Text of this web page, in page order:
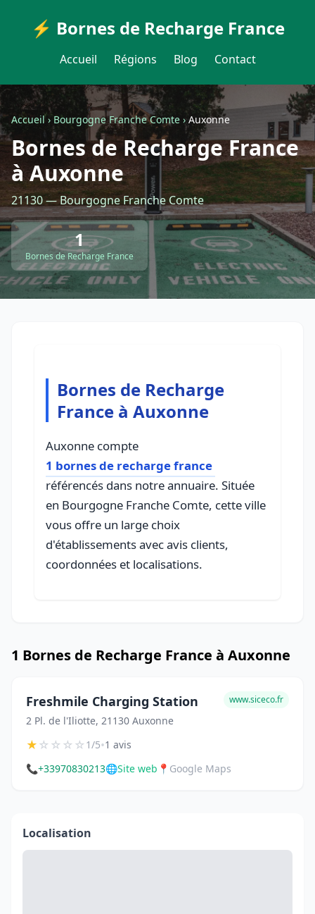
⚡ Bornes de Recharge France
Accueil Régions Blog Contact
Accueil›Bourgogne Franche Comte ›Auxonne
Bornes de Recharge France
à Auxonne
21130 — Bourgogne Franche Comte
1
Bornes de Recharge France
Bornes de Recharge
France à Auxonne
Auxonne compte
1 bornes de recharge france
référencés dans notre annuaire. Située
en Bourgogne Franche Comte, cette ville
vous offre un large choix
d'établissements avec avis clients,
coordonnées et localisations.
1 Bornes de Recharge France à Auxonne
Freshmile Charging Station
2 Pl. de l'Iliotte, 21130 Auxonne
www.siceco.fr
★☆☆☆☆1/5•1 avis
📞+33970830213🌐Site web 📍 Google Maps
Localisation